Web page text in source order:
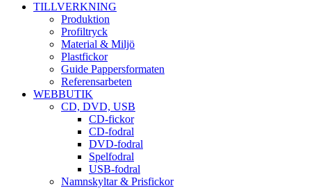
TILLVERKNING
Produktion
Profiltryck
Material & Miljö
Plastfickor
Guide Pappersformaten
Referensarbeten
WEBBUTIK
CD, DVD, USB
CD-fickor
CD-fodral
DVD-fodral
Spelfodral
USB-fodral
Namnskyltar & Prisfickor